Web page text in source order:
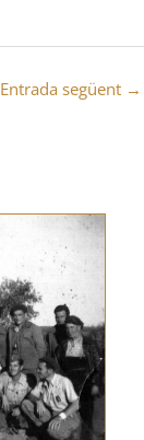
Entrada següent →